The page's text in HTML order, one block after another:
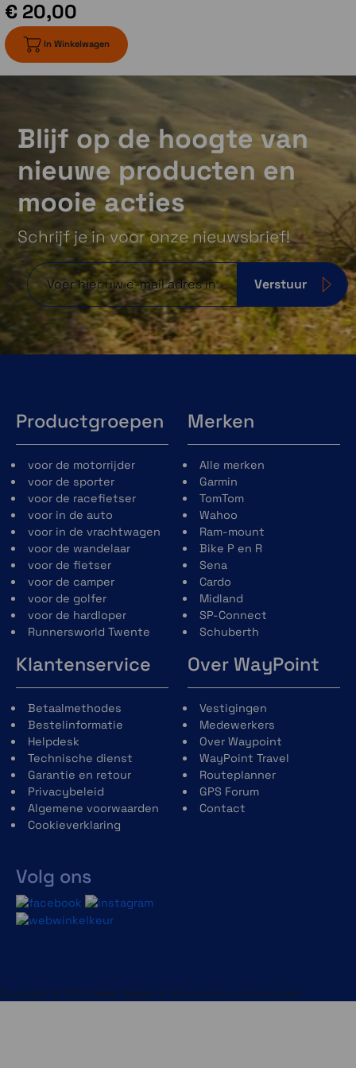
Garmin Explore App en website
Plan, bekijk en synchroniseer waypoints,
routes en tracks met behulp van de Garmin
Explore app1 en website. Je kunt zelfs
voltooide activiteiten bekijken terwijl je nog
in het veld bent.
website en laadt deze in je toestel. Je leest
de omschrijving, tips en laatste activiteit op
jeGamin GPSMAP 65
. LET OP het toestel
beschikt NIET over Live Geocaching.
Afmetingen en prestaties:
Afmetingen, BxHxD: 6,1 x 16,0 x 3,6 cm
Schermgrootte, BxH: 3,6 x 5,5 cm; 2,6 inch (6,6
cm) diagonaal
Displaytype transflective, 65-K TFT-
Batterij: 2 AA-batterijen (niet inbegrepen); NiMH
of Lithium aanbevolen
Batterijduur: Tot 16 uur
Waterbestendig Ja (IPX7)
Geheugen: 16 GB
Hoogwaardige ontvanger Ja
Interface: Compatibel met snelle USB en NMEA
0183
Kaarten en geheugen:
Basiskaart Ja
Geschikt voor gegevenskaarten microSD™
€ 20,00
In Winkelwagen
Blijf op de hoogte van
nieuwe producten en
mooie acties
Schrijf je in voor onze nieuwsbrief!
Verstuur
Productgroepen
voor de motorrijder
voor de sporter
voor de racefietser
voor in de auto
voor in de vrachtwagen
voor de wandelaar
voor de fietser
voor de camper
voor de golfer
voor de hardloper
Runnersworld Twente
Merken
Alle merken
Garmin
TomTom
Wahoo
Ram-mount
Bike P en R
Sena
Cardo
Midland
SP-Connect
Schuberth
Klantenservice
Betaalmethodes
Bestelinformatie
Helpdesk
Technische dienst
Garantie en retour
Privacybeleid
Algemene voorwaarden
Cookieverklaring
Volg ons
Over WayPoint
Vestigingen
Medewerkers
Over Waypoint
WayPoint Travel
Routeplanner
GPS Forum
Contact
Copyright © 2013-heden Magento. Alle rechten voorbehouden.